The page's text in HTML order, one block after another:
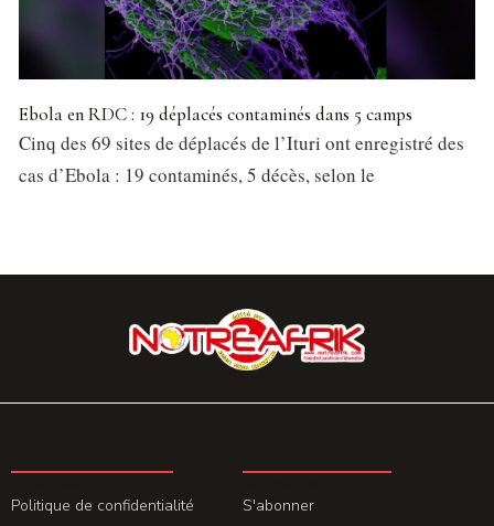
Ebola en RDC : 19 déplacés contaminés dans 5 camps
Cinq des 69 sites de déplacés de l’Ituri ont enregistré des
cas d’Ebola : 19 contaminés, 5 décès, selon le
Politique de confidentialité
S'abonner